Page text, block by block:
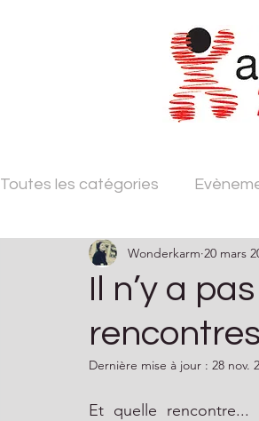
Toutes les catégories
Il n’y a
Wonderkarm 20 mars
Dernière mise à jour : 28 nov.
Et quelle rencontre...